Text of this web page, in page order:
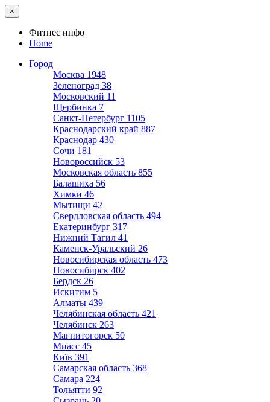
×
Фитнес инфо
Home
Город
Москва 1948
Зеленоград 38
Московский 11
Щербинка 7
Санкт-Петербург 1105
Краснодарский край 887
Краснодар 430
Сочи 181
Новороссийск 53
Московская область 855
Балашиха 56
Химки 46
Мытищи 42
Свердловская область 494
Екатеринбург 317
Нижний Тагил 41
Каменск-Уральский 26
Новосибирская область 473
Новосибирск 402
Бердск 26
Искитим 5
Алматы 439
Челябинская область 421
Челябинск 263
Магнитогорск 50
Миасс 45
Київ 391
Самарская область 368
Самара 224
Тольятти 92